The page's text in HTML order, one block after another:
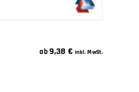
ab9,38€ inkl. MwSt.